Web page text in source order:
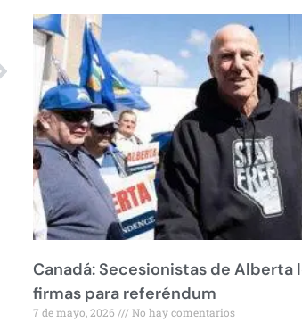
Canadá: Secesionistas de Alberta
firmas para referéndum
7 de mayo, 2026 No hay comentarios